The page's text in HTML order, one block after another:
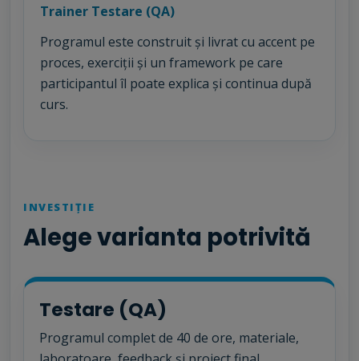
Trainer Testare (QA)
Programul este construit și livrat cu accent pe
proces, exerciții și un framework pe care
participantul îl poate explica și continua după
curs.
INVESTIȚIE
Alege varianta potrivită
Testare (QA)
Programul complet de 40 de ore, materiale,